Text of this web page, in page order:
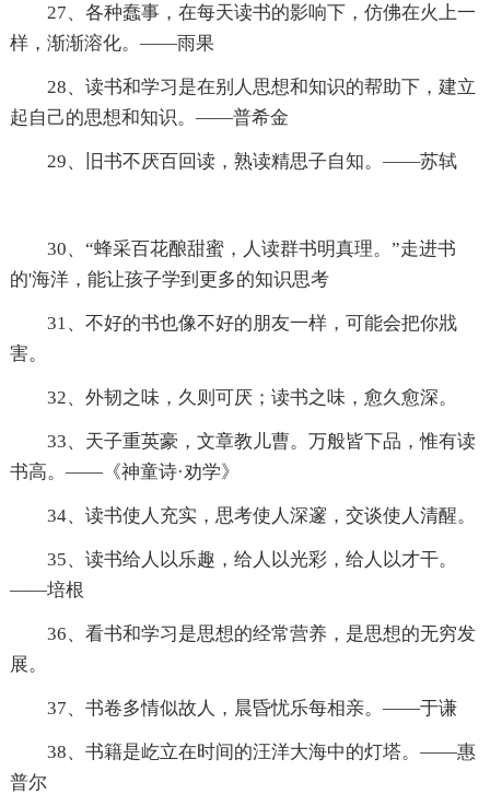
27、各种蠢事，在每天读书的影响下，仿佛在火上一
样，渐渐溶化。——雨果
28、读书和学习是在别人思想和知识的帮助下，建立
起自己的思想和知识。——普希金
29、旧书不厌百回读，熟读精思子自知。――苏轼
30、“蜂采百花酿甜蜜，人读群书明真理。”走进书
的'海洋，能让孩子学到更多的知识思考
31、不好的书也像不好的朋友一样，可能会把你戕
害。
32、外韧之味，久则可厌；读书之味，愈久愈深。
33、天子重英豪，文章教儿曹。万般皆下品，惟有读
书高。——《神童诗·劝学》
34、读书使人充实，思考使人深邃，交谈使人清醒。
35、读书给人以乐趣，给人以光彩，给人以才干。
――培根
36、看书和学习是思想的经常营养，是思想的无穷发
展。
37、书卷多情似故人，晨昏忧乐每相亲。——于谦
38、书籍是屹立在时间的汪洋大海中的灯塔。——惠
普尔